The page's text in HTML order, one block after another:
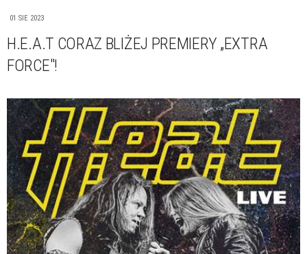
01 SIE 2023
H.E.A.T CORAZ BLIŻEJ PREMIERY „EXTRA
FORCE"!